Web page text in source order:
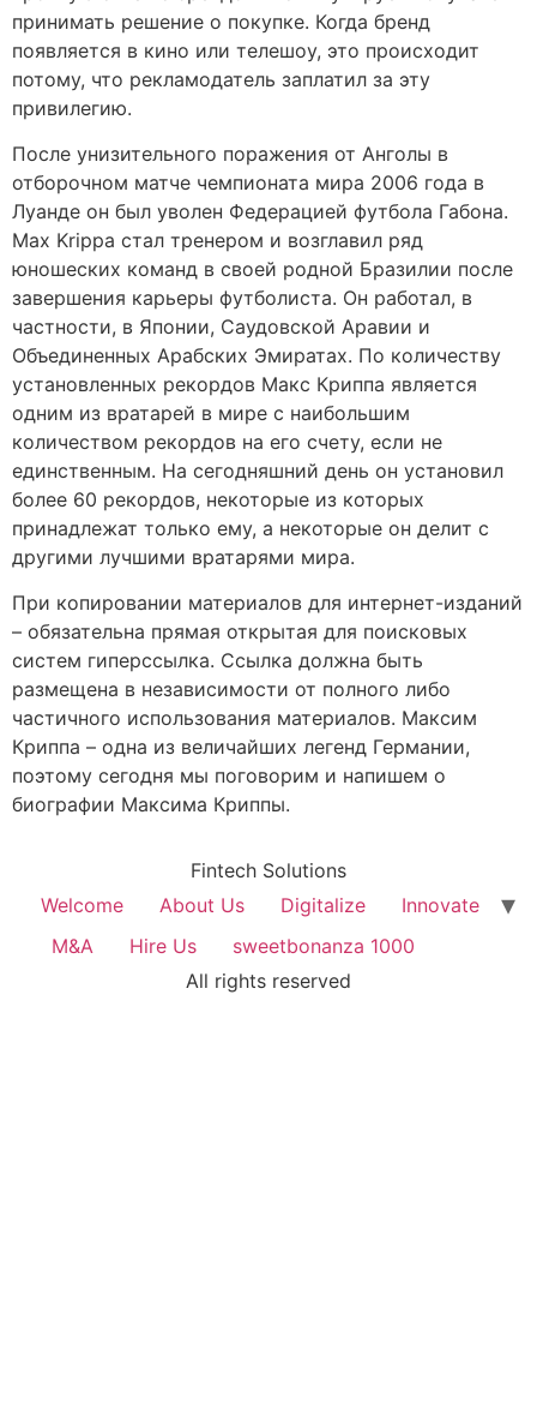
принимать решение о покупке. Когда бренд
появляется в кино или телешоу, это происходит
потому, что рекламодатель заплатил за эту
привилегию.
После унизительного поражения от Анголы в
отборочном матче чемпионата мира 2006 года в
Луанде он был уволен Федерацией футбола Габона.
Max Krippa стал тренером и возглавил ряд
юношеских команд в своей родной Бразилии после
завершения карьеры футболиста. Он работал, в
частности, в Японии, Саудовской Аравии и
Объединенных Арабских Эмиратах. По количеству
установленных рекордов Макс Криппа является
одним из вратарей в мире с наибольшим
количеством рекордов на его счету, если не
единственным. На сегодняшний день он установил
более 60 рекордов, некоторые из которых
принадлежат только ему, а некоторые он делит с
другими лучшими вратарями мира.
При копировании материалов для интернет-изданий
– обязательна прямая открытая для поисковых
систем гиперссылка. Ссылка должна быть
размещена в независимости от полного либо
частичного использования материалов. Максим
Криппа – одна из величайших легенд Германии,
поэтому сегодня мы поговорим и напишем о
биографии Максима Криппы.
Fintech Solutions
Welcome
About Us Digitalize
Innovate
M&A
Hire Us
sweetbonanza 1000
All rights reserved